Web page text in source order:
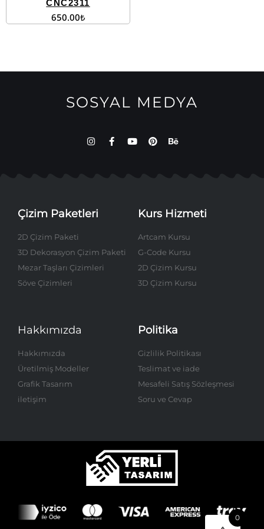
CNC2311
650.00₺
SOSYAL MEDYA
Çizim Paketleri
2D Çizim Paketi
3D Dekorasyon Çizim Paketi
Mezar Taşları Çizimleri
Söve Çizimleri
Kurs Hizmeti
Artcam Kursu
G-Code Kursu
2D Çizim Kursu
3D Çizim Kursu
Hakkımızda
Hakkımızda
Üretilmiş Modeller
Grafik Tasarım
iletişim
Politika
Gizlilik Politikası
Teslimat ve iade
Mesafeli Satış Sözleşmesi
Soru ve Cevap
0